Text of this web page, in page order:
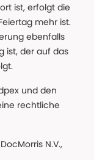
ist, erfolgt die
mehr ist.
ebenfalls
ist, der auf das
und den
rechtliche
N.V.,